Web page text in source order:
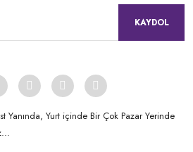
KAYDOL
Yanında, Yurt içinde Bir Çok Pazar Yerinde